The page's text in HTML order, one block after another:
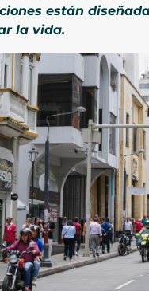
están
la vida.